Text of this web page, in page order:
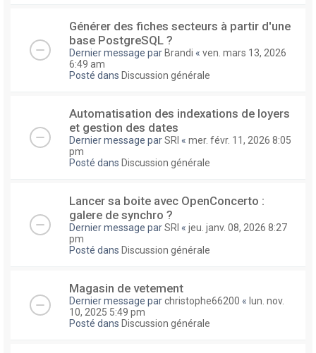
Générer des fiches secteurs à partir d'une
base PostgreSQL ?
Dernier message par Brandi « ven. mars 13, 2026
6:49 am
Posté dans Discussion générale
Automatisation des indexations de loyers
et gestion des dates
Dernier message parSRI « mer. févr. 11, 2026 8:05
pm
Posté dans Discussion générale
Lancer sa boite avec OpenConcerto :
galere de synchro ?
Dernier message parSRI « jeu. janv. 08, 2026 8:27
pm
Posté dans Discussion générale
Magasin de vetement
Dernier message parchristophe66200 « lun. nov.
10, 2025 5:49 pm
Posté dans Discussion générale